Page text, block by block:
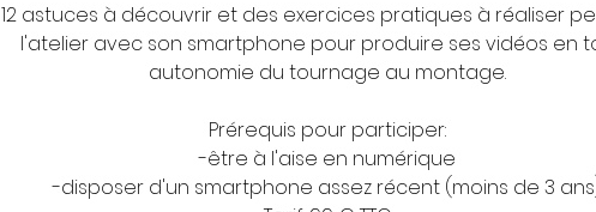
12 astuces à découvrir et des exercices pratiques à réaliser
l'atelier avec son smartphone pour produire ses vidéos en
autonomie du tournage au montage.
Prérequis pour participer:
-être à l'aise en numérique
-disposer d'un smartphone assez récent (moins de 3